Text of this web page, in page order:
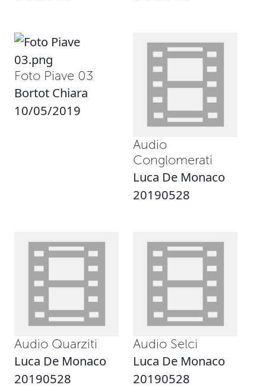
Foto Piave 03
Bortot Chiara
10/05/2019
Audio
Conglomerati
Luca De Monaco
20190528
Audio Quarziti
Luca De Monaco
20190528
Audio Selci
Luca De Monaco
20190528